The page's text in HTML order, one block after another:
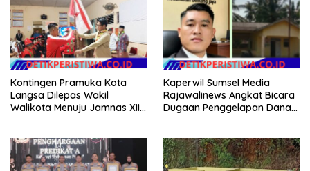
Kontingen Pramuka Kota
Langsa Dilepas Wakil
Walikota Menuju Jamnas XII
Kaperwil Sumsel Media
Rajawalinews Angkat Bicara
Dugaan Penggelapan Dana
Hilang 3 Bulan Bawa
Anggaran Pembangunan